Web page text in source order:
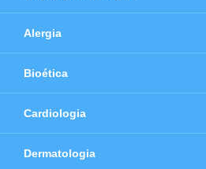
Alergia
Bioética
Cardiologia
Dermatologia